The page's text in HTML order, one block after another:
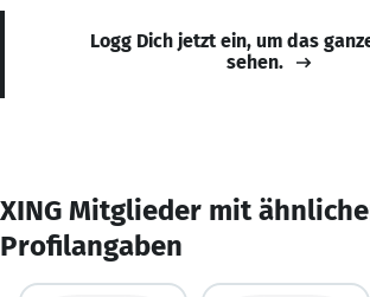
Logg Dich jetzt ein, um das
sehen.
XING Mitglieder mit
Profilangaben